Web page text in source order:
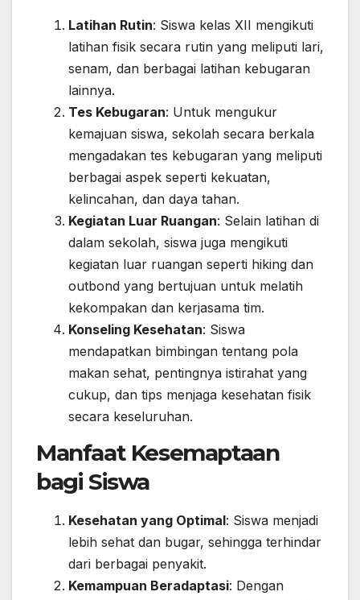
Latihan Rutin: Siswa kelas XII mengikuti
latihan fisik secara rutin yang meliputi lari,
senam, dan berbagai latihan kebugaran
lainnya.
Tes Kebugaran: Untuk mengukur
kemajuan siswa, sekolah secara berkala
mengadakan tes kebugaran yang meliputi
berbagai aspek seperti kekuatan,
kelincahan, dan daya tahan.
Kegiatan Luar Ruangan: Selain latihan di
dalam sekolah, siswa juga mengikuti
kegiatan luar ruangan seperti hiking dan
outbond yang bertujuan untuk melatih
kekompakan dan kerjasama tim.
Konseling Kesehatan: Siswa
mendapatkan bimbingan tentang pola
makan sehat, pentingnya istirahat yang
cukup, dan tips menjaga kesehatan fisik
secara keseluruhan.
Manfaat Kesemaptaan
bagi Siswa
Kesehatan yang Optimal: Siswa menjadi
lebih sehat dan bugar, sehingga terhindar
dari berbagai penyakit.
Kemampuan Beradaptasi: Dengan